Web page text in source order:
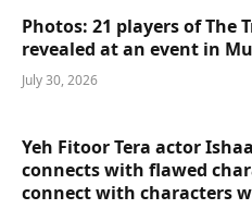
Photos: 21 players of The
revealed at an event in
July 30, 2026
Yeh Fitoor Tera actor
connects with flawed
connect with characters